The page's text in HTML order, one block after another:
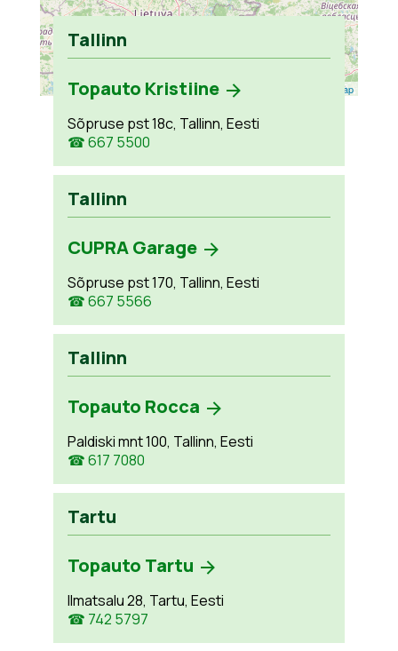
Leaflet OpenStreetMap
Tallinn
Topauto Kristiine
Sõpruse pst 18c, Tallinn, Eesti
☎ 667 5500
Tallinn
CUPRA Garage
Sõpruse pst 170, Tallinn, Eesti
☎ 667 5566
Tallinn
Topauto Rocca
Paldiski mnt 100, Tallinn, Eesti
☎ 617 7080
Tartu
Topauto Tartu
Ilmatsalu 28, Tartu, Eesti
☎ 742 5797